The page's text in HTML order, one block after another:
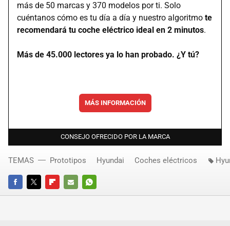
más de 50 marcas y 370 modelos por ti. Solo
cuéntanos cómo es tu día a día y nuestro algoritmo te
recomendará tu coche eléctrico ideal en 2 minutos.
Más de 45.000 lectores ya lo han probado. ¿Y tú?
MÁS INFORMACIÓN
CONSEJO OFRECIDO POR LA MARCA
FACEBOOKTWITTERFLIPBOARD
E-
WHATSAPP
TEMAS Prototipos Hyundai Coches eléctricos